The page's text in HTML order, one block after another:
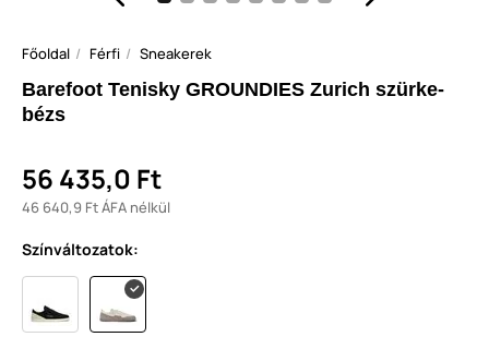
Főoldal Férfi Sneakerek
Barefoot Tenisky GROUNDIES Zurich szürke-
bézs
56 435,0 Ft
46 640,9 Ft ÁFA nélkül
Színváltozatok: